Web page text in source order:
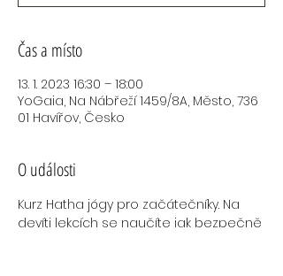
Čas a místo
13. 1. 2023 16:30 – 18:00
YoGaia, Na Nábřeží 1459/8A, Město, 736
01 Havířov, Česko
O události
Kurz Hatha jógy pro začátečníky. Na
devíti lekcích se naučíte jak bezpečně